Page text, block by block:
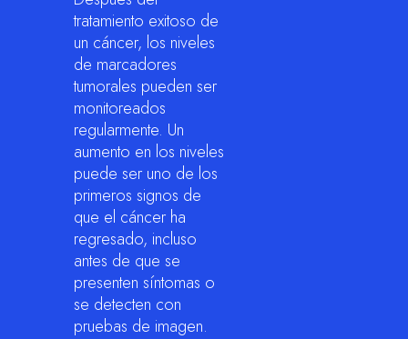
tratamiento exitoso de
un cáncer, los niveles
de marcadores
tumorales pueden ser
monitoreados
regularmente. Un
aumento en los niveles
puede ser uno de los
primeros signos de
que el cáncer ha
regresado, incluso
antes de que se
presenten síntomas o
se detecten con
pruebas de imagen.